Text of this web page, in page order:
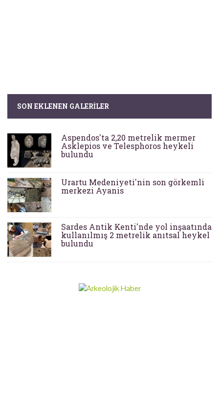
SON EKLENEN GALERILER
Aspendos'ta 2,20 metrelik mermer
Asklepios ve Telesphoros heykeli
bulundu
Urartu Medeniyeti'nin son görkemli
merkezi Ayanis
Sardes Antik Kenti'nde yol inşaatında
kullanılmış 2 metrelik anıtsal heykel
bulundu